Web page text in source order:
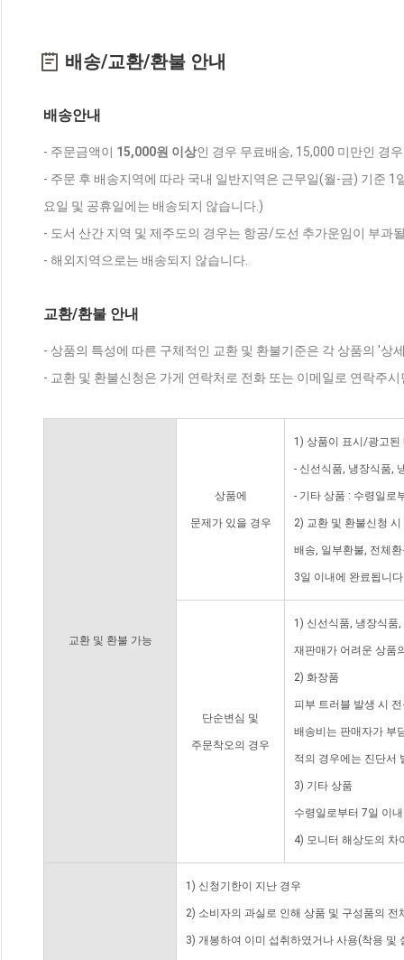
배송/교환/환불 안내
배송안내
- 주문금액이 15,000원 이상인 경우 무료배송, 15,000 미만인 경
- 주문 후 배송지역에 따라 국내 일반지역은 근무일(월-금) 기준
요일 및 공휴일에는 배송되지 않습니다.)
- 도서 산간 지역 및 제주도의 경우는 항공/도선 추가운임이 부과
- 해외지역으로는 배송되지 않습니다.
교환/환불 안내
- 상품의 특성에 따른 구체적인 교환 및 환불기준은 각 상품의 '상
- 교환 및 환불신청은 가게 연락처로 전화 또는 이메일로 연락주
교환 및 환불 가능
상품에
문제가 있을 경우
1) 상품이 표시/광고된
- 신선식품, 냉장식품,
- 기타 상품 : 수령일로
2) 교환 및 환불신청
배송, 일부환불, 전체
3일 이내에 완료됩니
단순변심 및
주문착오의 경우
1) 신선식품, 냉장식품
재판매가 어려운 상품
2) 화장품
피부 트러블 발생 시
배송비는 판매자가 부
적의 경우에는 진단서
3) 기타 상품
수령일로부터 7일 이
4) 모니터 해상도의 차
1) 신청기한이 지난 경우
2) 소비자의 과실로 인해 상품 및 구성품의
3) 개봉하여 이미 섭취하였거나 사용(착용 및